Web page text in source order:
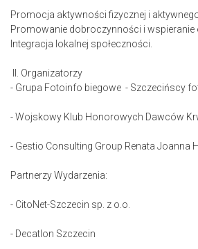
Promocja aktywności fizycznej i
Promowanie dobroczynności i
Integracja lokalnej społeczności.
II. Organizatorzy
- Grupa Fotoinfo biegowe - Szczecińscy
- Wojskowy Klub Honorowych Dawców
- Gestio Consulting Group Renata Joanna
Partnerzy Wydarzenia:
- CitoNet-Szczecin sp. z o.o.
- Decatlon Szczecin